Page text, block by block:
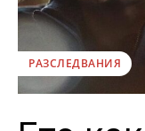
РАЗСЛЕДВАНИЯ